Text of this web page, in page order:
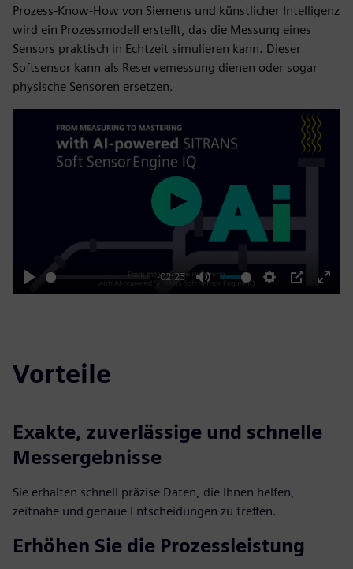
Prozess-Know-How von Siemens und künstlicher Intelligenz
wird ein Prozessmodell erstellt, das die Messung eines
Sensors praktisch in Echtzeit simulieren kann. Dieser
Softsensor kann als Reservemessung dienen oder sogar
physische Sensoren ersetzen.
Play
-02:23
Mute Settings
PIP
Enter
Play
Vorteile
Exakte, zuverlässige und schnelle
Messergebnisse
Sie erhalten schnell präzise Daten, die Ihnen helfen,
zeitnahe und genaue Entscheidungen zu treffen.
Erhöhen Sie die Prozessleistung